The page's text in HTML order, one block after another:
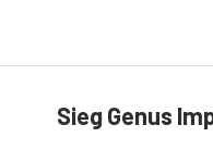
Sieg Genus